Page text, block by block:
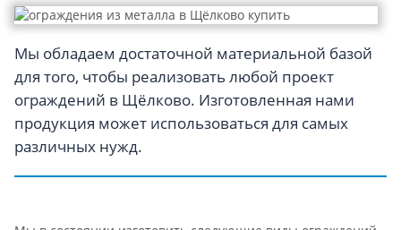
Мы обладаем достаточной материальной базой
для того, чтобы реализовать любой проект
ограждений в Щёлково. Изготовленная нами
продукция может использоваться для самых
различных нужд.